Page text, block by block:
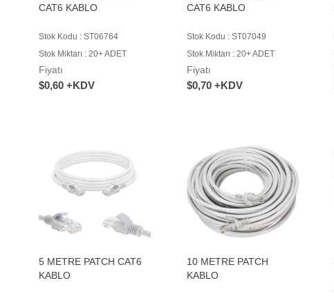
CAT6 KABLO
Stok Kodu : ST06764
Stok Miktarı : 20+ ADET
Fiyatı
$0,60 +KDV
CAT6 KABLO
Stok Kodu : ST07049
Stok Miktarı : 20+ ADET
Fiyatı
$0,70 +KDV
5 METRE PATCH CAT6
KABLO
10 METRE PATCH
KABLO